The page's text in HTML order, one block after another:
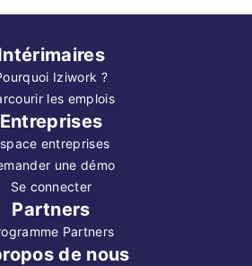
Iziwork ?
les emplois
Entreprises
entreprises
une démo
Se connecter
Partners
Partners
de nous